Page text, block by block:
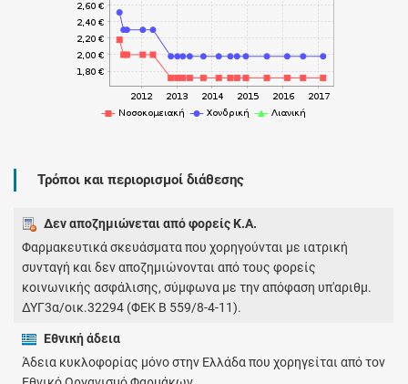
Τρόποι και περιορισμοί διάθεσης
Δεν αποζημιώνεται από φορείς Κ.Α.
Φαρμακευτικά σκευάσματα που χορηγούνται με ιατρική
συνταγή και δεν αποζημιώνονται από τους φορείς
κοινωνικής ασφάλισης, σύμφωνα με την απόφαση υπ'αριθμ.
ΔΥΓ3α/οικ.32294 (ΦΕΚ Β 559/8-4-11).
Εθνική άδεια
Άδεια κυκλοφορίας μόνο στην Ελλάδα που χορηγείται από τον